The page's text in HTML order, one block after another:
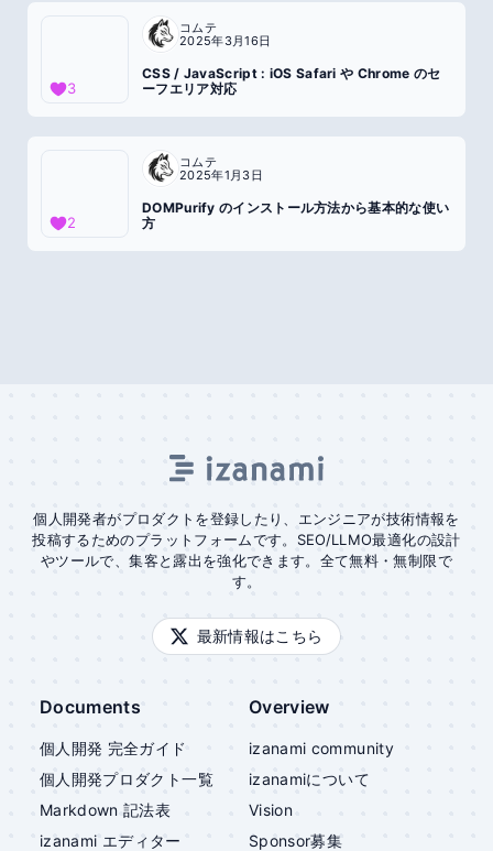
コムテ
2025年3月16日
CSS / JavaScript : iOS Safari や Chrome のセ
ーフエリア対応
3
コムテ
2025年1月3日
DOMPurify のインストール方法から基本的な使い
方
2
個人開発者がプロダクトを登録したり、エンジニアが技術情報を
投稿するためのプラットフォームです。SEO/LLMO最適化の設計
やツールで、集客と露出を強化できます。全て無料・無制限で
す。
最新情報はこちら
Documents
個人開発 完全ガイド
個人開発プロダクト一覧
Markdown 記法表
izanami エディター
Overview
izanami community
izanamiについて
Vision
Sponsor募集